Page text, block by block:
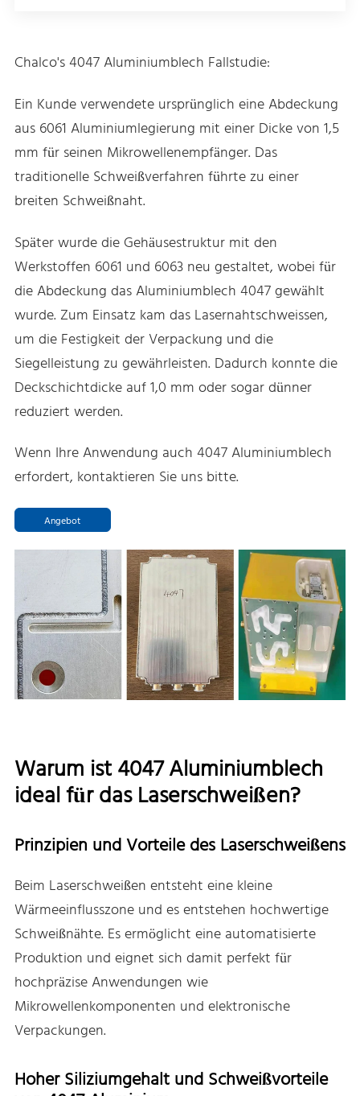
Chalco's 4047 Aluminiumblech Fallstudie:
Ein Kunde verwendete ursprünglich eine Abdeckung
aus 6061 Aluminiumlegierung mit einer Dicke von 1,5
mm für seinen Mikrowellenempfänger. Das
traditionelle Schweißverfahren führte zu einer
breiten Schweißnaht.
Später wurde die Gehäusestruktur mit den
Werkstoffen 6061 und 6063 neu gestaltet, wobei für
die Abdeckung das Aluminiumblech 4047 gewählt
wurde. Zum Einsatz kam das Lasernahtschweissen,
um die Festigkeit der Verpackung und die
Siegelleistung zu gewährleisten. Dadurch konnte die
Deckschichtdicke auf 1,0 mm oder sogar dünner
reduziert werden.
Wenn Ihre Anwendung auch 4047 Aluminiumblech
erfordert, kontaktieren Sie uns bitte.
Angebot
Warum ist 4047 Aluminiumblech
ideal für das Laserschweißen?
Prinzipien und Vorteile des Laserschweißens
Beim Laserschweißen entsteht eine kleine
Wärmeeinflusszone und es entstehen hochwertige
Schweißnähte. Es ermöglicht eine automatisierte
Produktion und eignet sich damit perfekt für
hochpräzise Anwendungen wie
Mikrowellenkomponenten und elektronische
Verpackungen.
Hoher Siliziumgehalt und Schweißvorteile